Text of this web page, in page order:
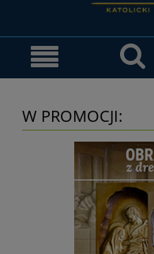
W PROMOCJI: